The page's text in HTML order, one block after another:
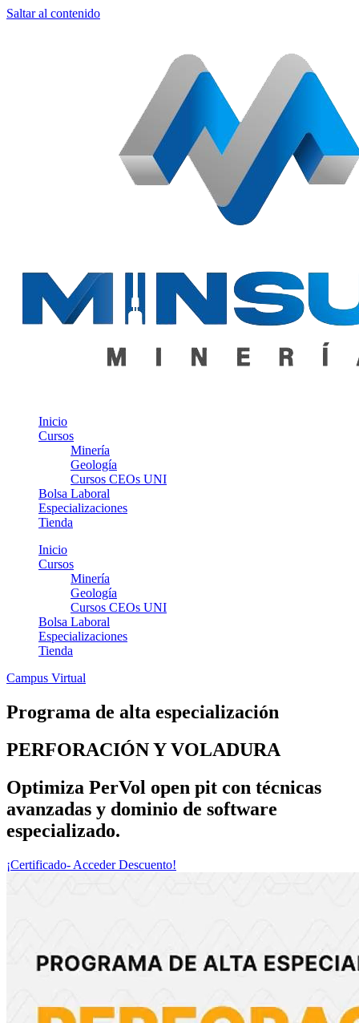
Saltar al contenido
Inicio
Cursos
Minería
Geología
Cursos CEOs UNI
Bolsa Laboral
Especializaciones
Tienda
Inicio
Cursos
Minería
Geología
Cursos CEOs UNI
Bolsa Laboral
Especializaciones
Tienda
Campus Virtual
Programa de alta especialización
PERFORACIÓN Y VOLADURA
Optimiza PerVol open pit con técnicas
avanzadas y dominio de software
especializado.
¡Certificado- Acceder Descuento!